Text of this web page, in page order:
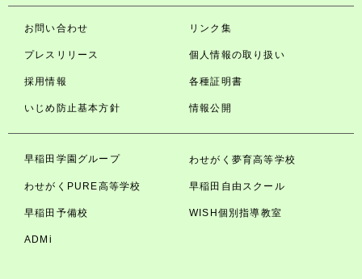
お問い合わせ リンク集
プレスリリース 個人情報の取り扱い
採用情報 各種証明書
いじめ防止基本方針 情報公開
早稲田学園グループ わせがく夢育高等学校
わせがくPURE高等学校 早稲田自由スクール
早稲田予備校 WISH個別指導教室
ADMi